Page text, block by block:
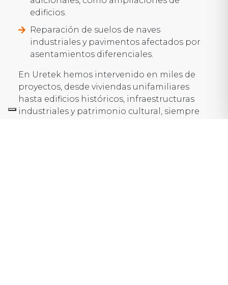
edificios.
Reparación de suelos de naves
industriales y pavimentos afectados por
asentamientos diferenciales.
En Uretek hemos intervenido en miles de
proyectos, desde viviendas unifamiliares
hasta edificios históricos, infraestructuras
industriales y patrimonio cultural, siempre